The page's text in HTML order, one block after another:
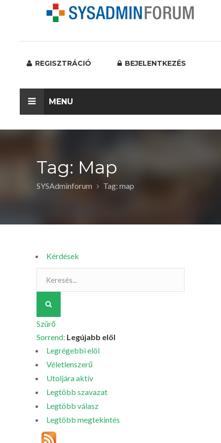
REGISZTRÁCIÓ BEJELENTKEZÉS
MENU
Tag: Map
SYSAdminforum Tag: map
Kérdések
Szürő
Sorrend: Legújabb elöl
Legrégebbi elöl
Véletlenszerű
Utoljára aktív
Legtöbb szavazat
Legtöbb válasz
Legtöbb megtekintés